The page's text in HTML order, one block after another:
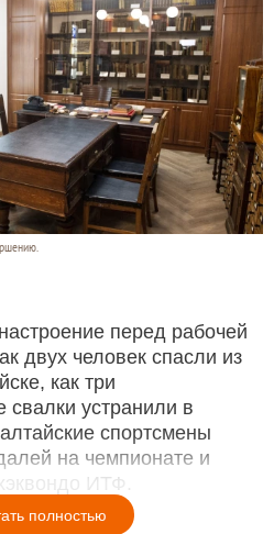
перед рабочей
двух человек спасли из
как три
свалки устранили в
спортсмены
на чемпионате и
ИТФ.
полностью